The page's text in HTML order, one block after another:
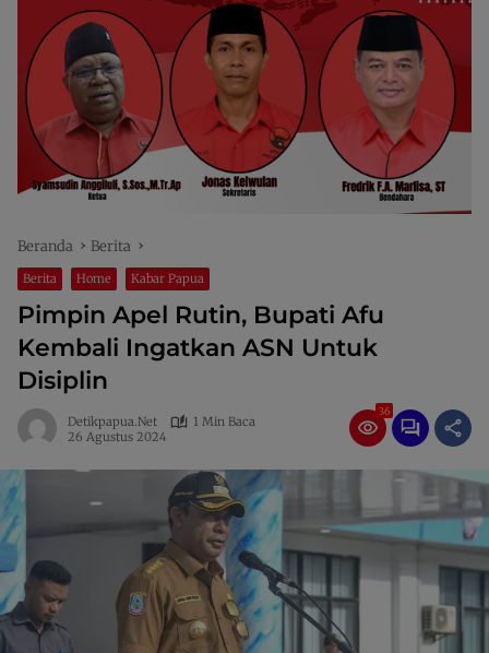
Beranda Berita
Berita Home Kabar Papua
Pimpin Apel Rutin, Bupati Afu
Kembali Ingatkan ASN Untuk
Disiplin
Detikpapua.net
1 Min Baca
26 Agustus 2024
36